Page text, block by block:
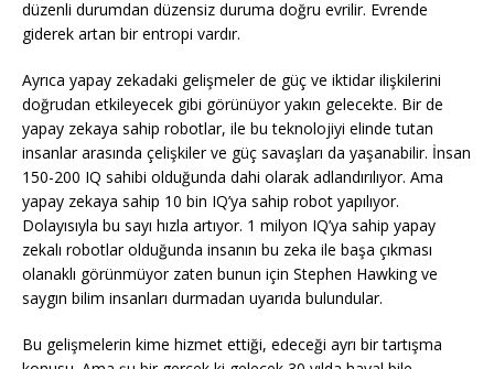
düzenli durumdan düzensiz duruma doğru evrilir. Evrende
giderek artan bir entropi vardır.
Ayrıca yapay zekadaki gelişmeler de güç ve iktidar ilişkilerini
doğrudan etkileyecek gibi görünüyor yakın gelecekte. Bir de
yapay zekaya sahip robotlar, ile bu teknolojiyi elinde tutan
insanlar arasında çelişkiler ve güç savaşları da yaşanabilir. İnsan
150-200 IQ sahibi olduğunda dahi olarak adlandırılıyor. Ama
yapay zekaya sahip 10 bin IQ’ya sahip robot yapılıyor.
Dolayısıyla bu sayı hızla artıyor. 1 milyon IQ’ya sahip yapay
zekalı robotlar olduğunda insanın bu zeka ile başa çıkması
olanaklı görünmüyor zaten bunun için Stephen Hawking ve
saygın bilim insanları durmadan uyarıda bulundular.
Bu gelişmelerin kime hizmet ettiği, edeceği ayrı bir tartışma